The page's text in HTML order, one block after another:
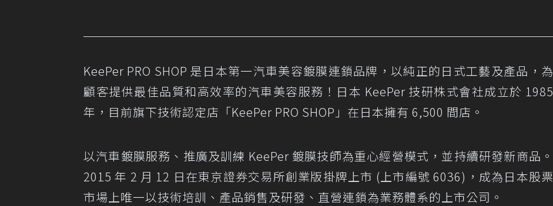
KeePer PRO SHOP 是日本第一汽車美容鍍膜連鎖品牌，以純正的日式工藝及產品，為
顧客提供最佳品質和高效率的汽車美容服務！日本 KeePer 技研株式會社成立於 1985
年，目前旗下技術認定店「KeePer PRO SHOP」在日本擁有 6,500 間店。
以汽車鍍膜服務、推廣及訓練 KeePer 鍍膜技師為重心經營模式，並持續研發新商品。
2015 年 2 月 12 日在東京證券交易所創業版掛牌上市 (上市編號 6036)，成為日本股票
市場上唯一以技術培訓、產品銷售及研發、直營連鎖為業務體系的上市公司。